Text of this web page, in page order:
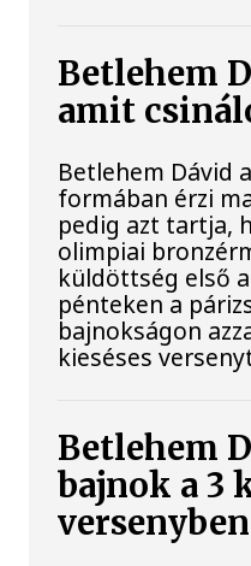
Betlehem
amit
Betlehem Dávid
formában érzi
pedig azt tartja,
olimpiai
küldöttség első
pénteken a
bajnokságon
kieséses
Betlehem
bajnok a 3